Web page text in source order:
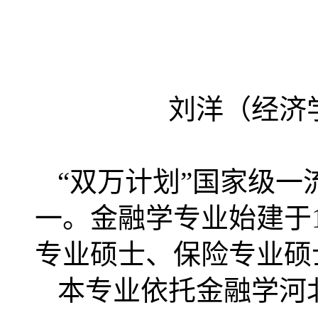
刘洋（经济
“双万计划”国家级
一。金融学专业始建
专业硕士、保险专业
本专业依托金融学河